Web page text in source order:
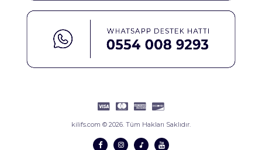
kilifs.com © 2026. Tüm Hakları Saklıdır.